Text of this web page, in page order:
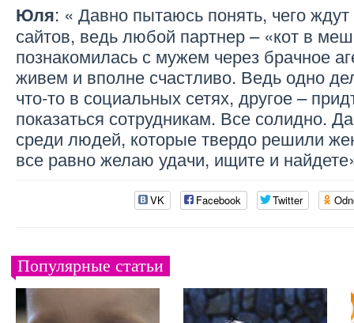
Юля: « Давно пытаюсь понять, чего
сайтов, ведь любой партнер – «кот в
познакомилась с мужем через брачное
живем и вполне счастливо. Ведь одно
что-то в социальных сетях, другое –
показаться сотрудникам. Все солидно.
среди людей, которые твердо решили
все равно желаю удачи, ищите и
VK Facebook Twitter
Популярные статьи